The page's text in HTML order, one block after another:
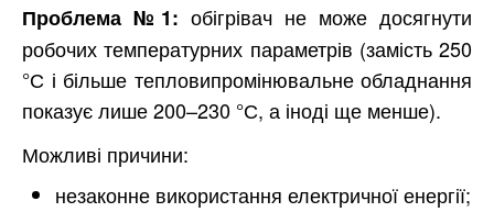
Проблема №1: обігрівач не може досягнути
робочих температурних параметрів (замість 250
°С і більше тепловипромінювальне обладнання
показує лише 200–230 °С, а іноді ще менше).
Можливі причини:
незаконне використання електричної енергії;